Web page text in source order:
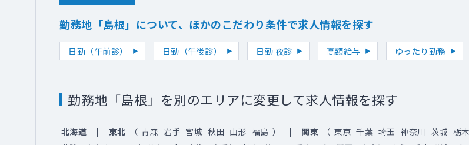
勤務地「島根」について、ほかのこだわり条件で求人情報を探す
日勤（午前診） 日勤（午後診） 日勤 夜診 高額給与 ゆったり勤務
勤務地「島根」を別のエリアに変更して求人情報を探す
北海道 東北 （ 青森 岩手 宮城 秋田 山形 福島 ） 関東 （ 東京 千葉 埼玉 神奈川 茨城 栃木